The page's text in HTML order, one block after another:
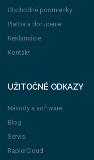
Obchodné podmienky
Platba a doručenie
Reklamácie
Kontakt
UŽITOČNÉ ODKAZY
Návody a software
Blog
Servis
RapierCloud